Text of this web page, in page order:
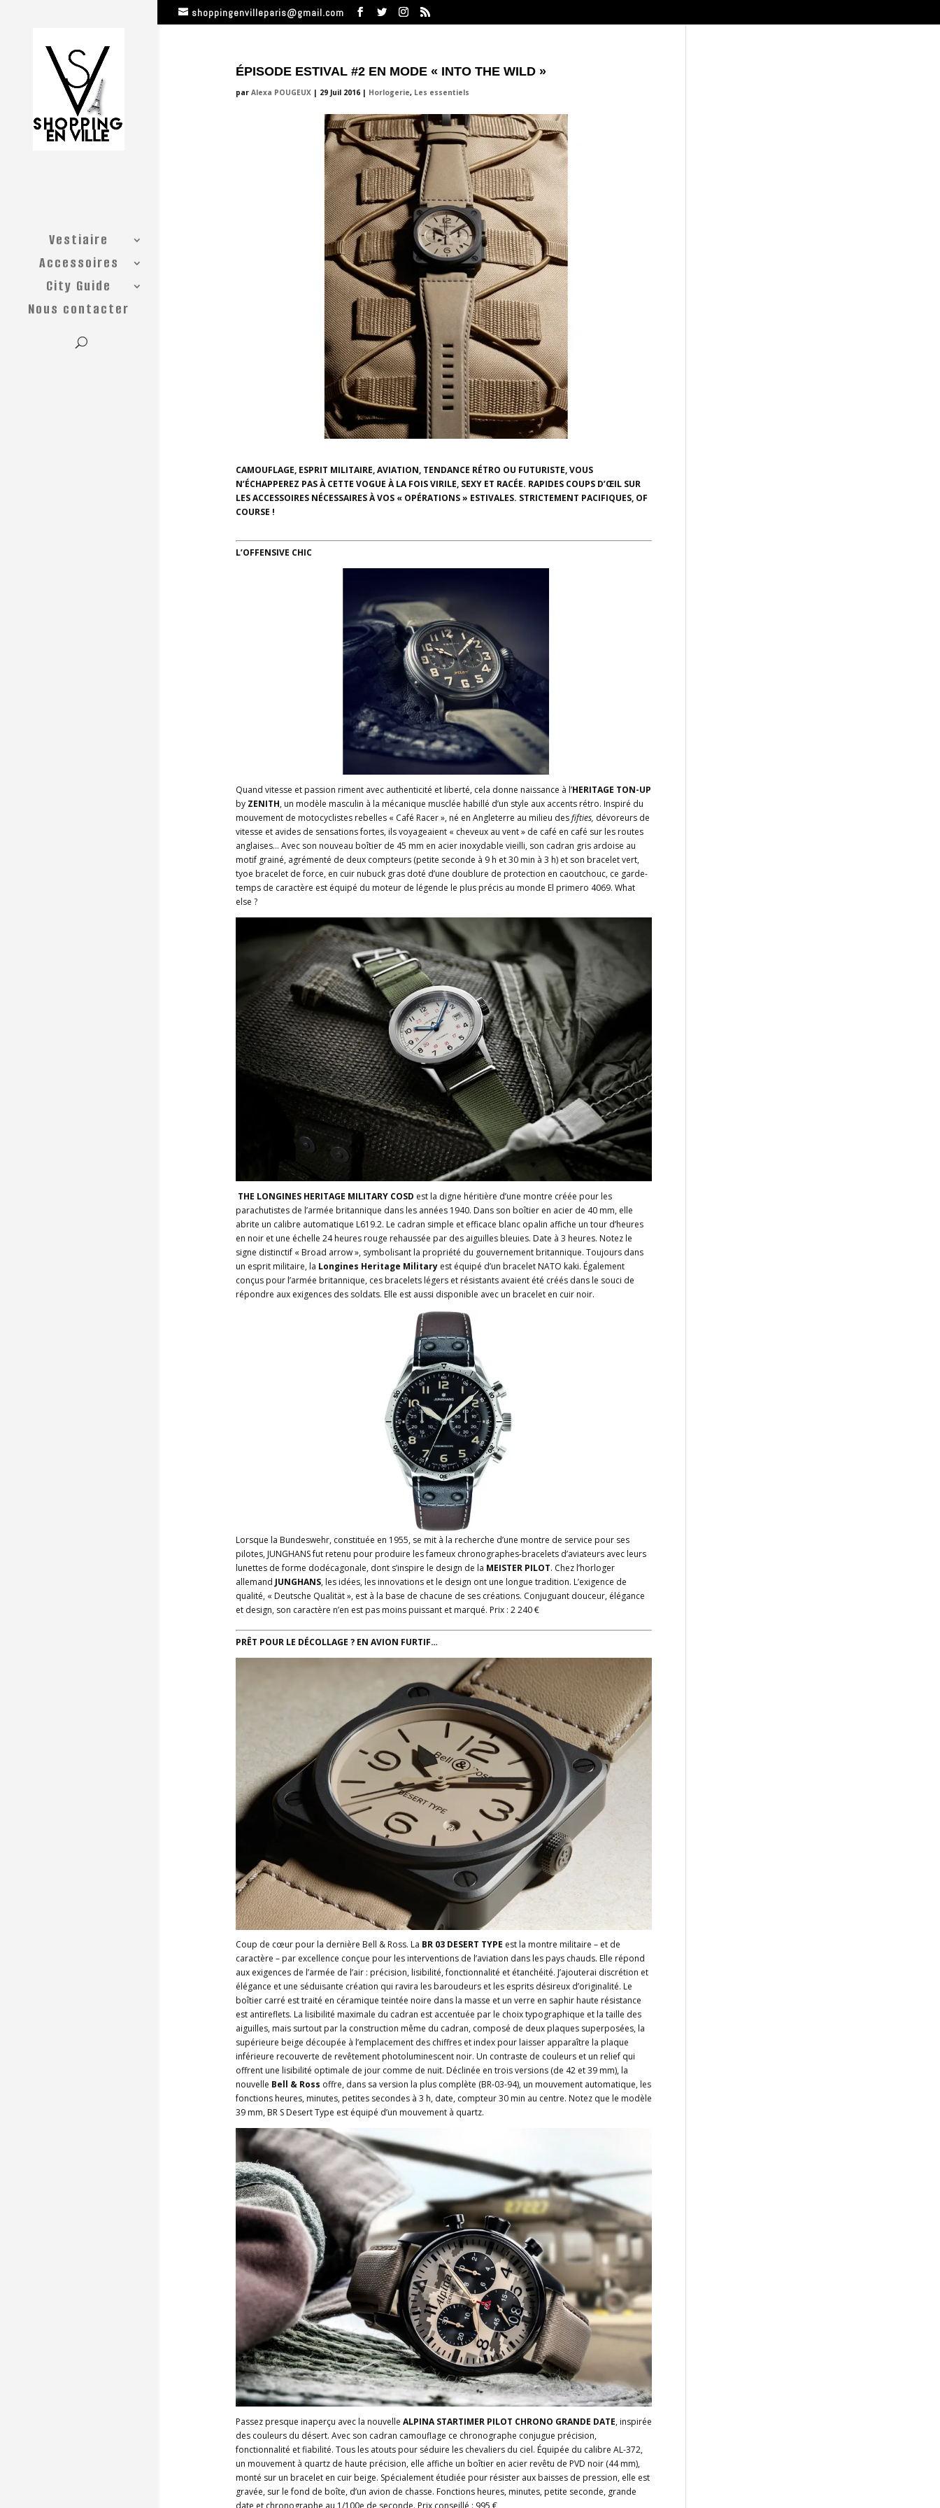
shoppingenvilleparis@gmail.com
Vestiaire
Accessoires
City Guide
Nous contacter
ÉPISODE ESTIVAL #2 EN MODE « INTO THE WILD »
par Alexa POUGEUX| 29 Juil 2016| Horlogerie, Les essentiels
CAMOUFLAGE, ESPRIT MILITAIRE, AVIATION, TENDANCE RÉTRO OU FUTURISTE, VOUS
N’ÉCHAPPEREZ PAS À CETTE VOGUE À LA FOIS VIRILE, SEXY ET RACÉE. RAPIDES COUPS D’ŒIL SUR
LES ACCESSOIRES NÉCESSAIRES À VOS « OPÉRATIONS » ESTIVALES. STRICTEMENT PACIFIQUES, OF
COURSE !
L’OFFENSIVE CHIC
Quand vitesse et passion riment avec authenticité et liberté, cela donne naissance à l’HERITAGE TON-UP
by ZENITH, un modèle masculin à la mécanique musclée habillé d’un style aux accents rétro. Inspiré du
mouvement de motocyclistes rebelles « Café Racer », né en Angleterre au milieu desfifties, dévoreurs de
vitesse et avides de sensations fortes, ils voyageaient « cheveux au vent » de café en café sur les routes
anglaises… Avec son nouveau boîtier de 45 mm en acier inoxydable vieilli, son cadran gris ardoise au
motif grainé, agrémenté de deux compteurs (petite seconde à 9 h et 30 min à 3 h) et son bracelet vert,
tyoe bracelet de force, en cuir nubuck gras doté d’une doublure de protection en caoutchouc, ce garde-
temps de caractère est équipé du moteur de légende le plus précis au monde El primero 4069. What
else ?
THE LONGINES HERITAGE MILITARY COSD est la digne héritière d’une montre créée pour les
parachutistes de l’armée britannique dans les années 1940. Dans son boîtier en acier de 40 mm, elle
abrite un calibre automatique L619.2. Le cadran simple et efficace blanc opalin affiche un tour d’heures
en noir et une échelle 24 heures rouge rehaussée par des aiguilles bleuies. Date à 3 heures. Notez le
signe distinctif « Broad arrow », symbolisant la propriété du gouvernement britannique. Toujours dans
un esprit militaire, la Longines Heritage Militaryest équipé d’un bracelet NATO kaki. Également
conçus pour l’armée britannique, ces bracelets légers et résistants avaient été créés dans le souci de
répondre aux exigences des soldats. Elle est aussi disponible avec un bracelet en cuir noir.
Lorsque la Bundeswehr, constituée en 1955, se mit à la recherche d’une montre de service pour ses
pilotes, JUNGHANS fut retenu pour produire les fameux chronographes-bracelets d’aviateurs avec leurs
lunettes de forme dodécagonale, dont s’inspire le design de la MEISTER PILOT. Chez l’horloger
allemand JUNGHANS, les idées, les innovations et le design ont une longue tradition. L’exigence de
qualité, « Deutsche Qualität », est à la base de chacune de ses créations. Conjuguant douceur, élégance
et design, son caractère n’en est pas moins puissant et marqué. Prix : 2 240 €
PRÊT POUR LE DÉCOLLAGE ? EN AVION FURTIF…
Coup de cœur pour la dernière Bell & Ross. La BR 03 DESERT TYPE est la montre militaire – et de
caractère – par excellence conçue pour les interventions de l’aviation dans les pays chauds. Elle répond
aux exigences de l’armée de l’air : précision, lisibilité, fonctionnalité et étanchéité. J’ajouterai discrétion et
élégance et une séduisante création qui ravira les baroudeurs et les esprits désireux d’originalité. Le
boîtier carré est traité en céramique teintée noire dans la masse et un verre en saphir haute résistance
est antireflets. La lisibilité maximale du cadran est accentuée par le choix typographique et la taille des
aiguilles, mais surtout par la construction même du cadran, composé de deux plaques superposées, la
supérieure beige découpée à l’emplacement des chiffres et index pour laisser apparaître la plaque
inférieure recouverte de revêtement photoluminescent noir. Un contraste de couleurs et un relief qui
offrent une lisibilité optimale de jour comme de nuit. Déclinée en trois versions (de 42 et 39 mm), la
nouvelle Bell & Ross offre, dans sa version la plus complète (BR-03-94), un mouvement automatique, les
fonctions heures, minutes, petites secondes à 3 h, date, compteur 30 min au centre. Notez que le modèle
39 mm, BR S Desert Type est équipé d’un mouvement à quartz.
Passez presque inaperçu avec la nouvelle ALPINA STARTIMER PILOT CHRONO GRANDE DATE, inspirée
des couleurs du désert. Avec son cadran camouflage ce chronographe conjugue précision,
fonctionnalité et fiabilité. Tous les atouts pour séduire les chevaliers du ciel. Équipée du calibre AL-372,
un mouvement à quartz de haute précision, elle affiche un boîtier en acier revêtu de PVD noir (44 mm),
monté sur un bracelet en cuir beige. Spécialement étudiée pour résister aux baisses de pression, elle est
gravée, sur le fond de boîte, d’un avion de chasse. Fonctions heures, minutes, petite seconde, grande
date et chronographe au 1/100e de seconde. Prix conseillé : 995 €